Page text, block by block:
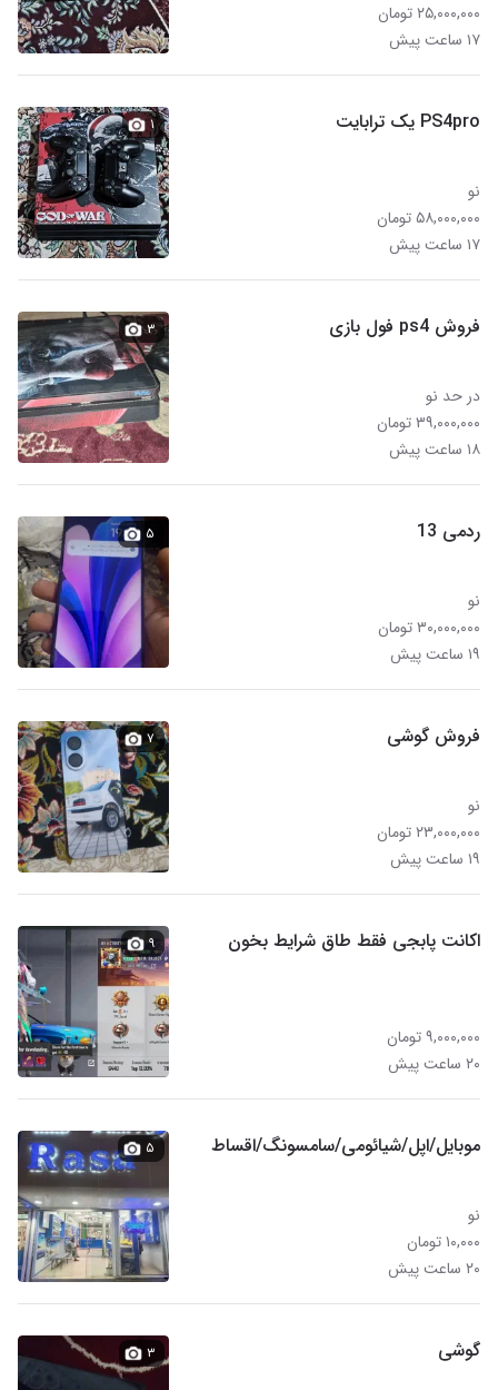
۲۵,۰۰۰,۰۰۰ تومان
۱۷ ساعت پیش
PS4pro یک ترابایت
نو
۵۸,۰۰۰,۰۰۰ تومان
۱۷ ساعت پیش
۱
فروش ps4 فول بازی
در حد نو
۳۹,۰۰۰,۰۰۰ تومان
۱۸ ساعت پیش
۳
ردمی 13
نو
۳۰,۰۰۰,۰۰۰ تومان
۱۹ ساعت پیش
۵
فروش گوشی
نو
۲۳,۰۰۰,۰۰۰ تومان
۱۹ ساعت پیش
۷
اکانت پابجی فقط طاق شرایط بخون
۹,۰۰۰,۰۰۰ تومان
۲۰ ساعت پیش
۹
موبایل/اپل/شیائومی/سامسونگ/اقساط
نو
۱۰,۰۰۰ تومان
۲۰ ساعت پیش
۵
گوشی ۳